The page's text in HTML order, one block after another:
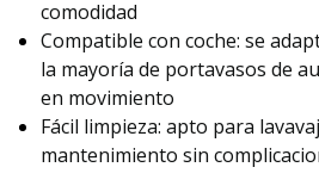
comodidad
Compatible con coche: se
la mayoría de portavasos de
en movimiento
Fácil limpieza: apto para
mantenimiento sin